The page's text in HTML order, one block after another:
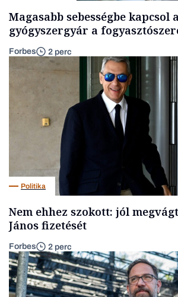
Magasabb sebességbe kapcsol
gyógyszergyár a
Forbes 2 perc
Politika
Nem ehhez szokott: jól
János fizetését
Forbes 2 perc